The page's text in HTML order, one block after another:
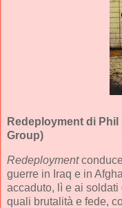
Redeployment di Phil
Group)
Redeployment
guerre in Iraq e in
accaduto, lì e ai soldati
quali brutalità e fede,